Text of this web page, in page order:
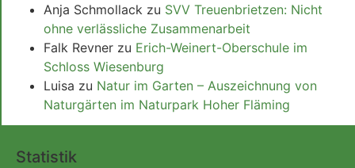
Anja Schmollack zu SVV Treuenbrietzen: Nicht
ohne verlässliche Zusammenarbeit
Falk Revner zu Erich-Weinert-Oberschule im
Schloss Wiesenburg
Luisa zu Natur im Garten – Auszeichnung von
Naturgärten im Naturpark Hoher Fläming
Statistik